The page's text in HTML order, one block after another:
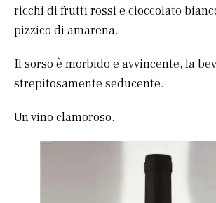
ricchi di frutti rossi e cioccolato
pizzico di amarena.
Il sorso è morbido e avvincente, la
strepitosamente seducente.
Un vino clamoroso.